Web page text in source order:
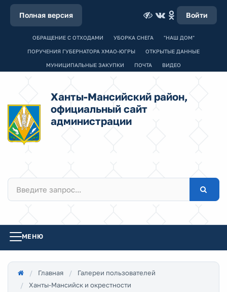
Полная версия Войти
ОБРАЩЕНИЕ С ОТХОДАМИ УБОРКА СНЕГА "НАШ ДОМ"
ПОРУЧЕНИЯ ГУБЕРНАТОРА ХМАО-ЮГРЫ ОТКРЫТЫЕ ДАННЫЕ
МУНИЦИПАЛЬНЫЕ ЗАКУПКИ ПОЧТА ВИДЕО
Ханты-Мансийский район,
официальный сайт
администрации
МЕНЮ
Главная
Галереи пользователей
Ханты-Мансийск и окрестности